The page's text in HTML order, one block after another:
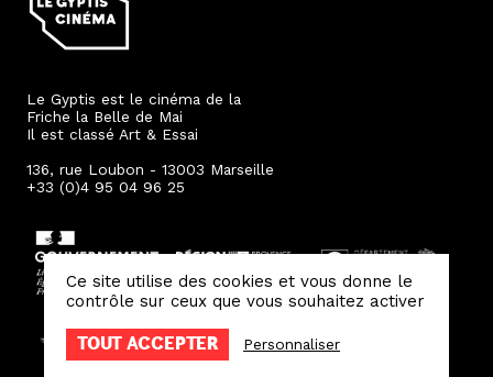
Le Gyptis est le cinéma de la
Friche la Belle de Mai
Il est classé Art & Essai
136, rue Loubon - 13003 Marseille
+33 (0)4 95 04 96 25
Ce site utilise des cookies et vous donne le
contrôle sur ceux que vous souhaitez activer
TOUT ACCEPTER Personnaliser